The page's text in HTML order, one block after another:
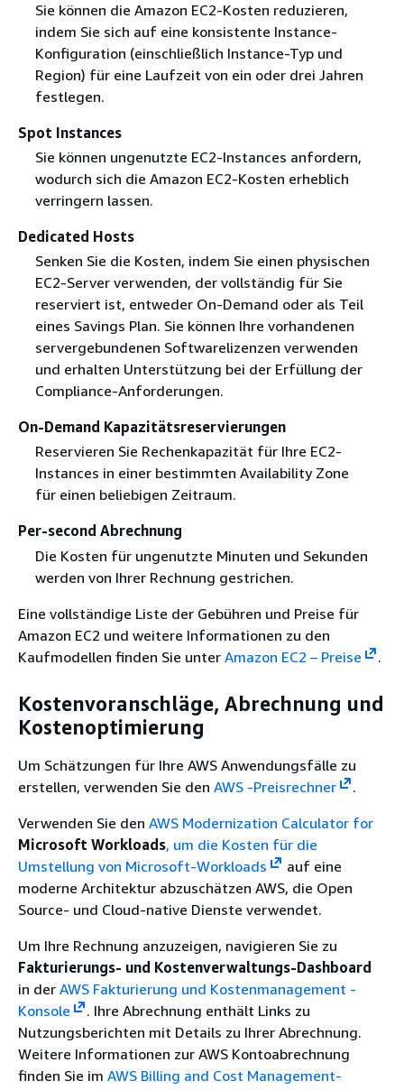
Sie können die Amazon EC2-Kosten reduzieren,
indem Sie sich auf eine konsistente Instance-
Konfiguration (einschließlich Instance-Typ und
Region) für eine Laufzeit von ein oder drei Jahren
festlegen.
Spot Instances
Sie können ungenutzte EC2-Instances anfordern,
wodurch sich die Amazon EC2-Kosten erheblich
verringern lassen.
Dedicated Hosts
Senken Sie die Kosten, indem Sie einen physischen
EC2-Server verwenden, der vollständig für Sie
reserviert ist, entweder On-Demand oder als Teil
eines Savings Plan. Sie können Ihre vorhandenen
servergebundenen Softwarelizenzen verwenden
und erhalten Unterstützung bei der Erfüllung der
Compliance-Anforderungen.
On-Demand Kapazitätsreservierungen
Reservieren Sie Rechenkapazität für Ihre EC2-
Instances in einer bestimmten Availability Zone
für einen beliebigen Zeitraum.
Per-second Abrechnung
Die Kosten für ungenutzte Minuten und Sekunden
werden von Ihrer Rechnung gestrichen.
Eine vollständige Liste der Gebühren und Preise für
Amazon EC2 und weitere Informationen zu den
Kaufmodellen finden Sie unter Amazon EC2 – Preise .
Kostenvoranschläge, Abrechnung und
Kostenoptimierung
Um Schätzungen für Ihre AWS Anwendungsfälle zu
erstellen, verwenden Sie den AWS -Preisrechner
.
Verwenden Sie den AWS Modernization Calculator for
Microsoft Workloads, um die Kosten für die
Umstellung von Microsoft-Workloads
auf eine
moderne Architektur abzuschätzen AWS, die Open
Source- und Cloud-native Dienste verwendet.
Um Ihre Rechnung anzuzeigen, navigieren Sie zu
Fakturierungs- und Kostenverwaltungs-Dashboard
in der AWS Fakturierung und Kostenmanagement -
Konsole
. Ihre Abrechnung enthält Links zu
Nutzungsberichten mit Details zu Ihrer Abrechnung.
Weitere Informationen zur AWS Kontoabrechnung
finden Sie im AWS Billing and Cost Management-